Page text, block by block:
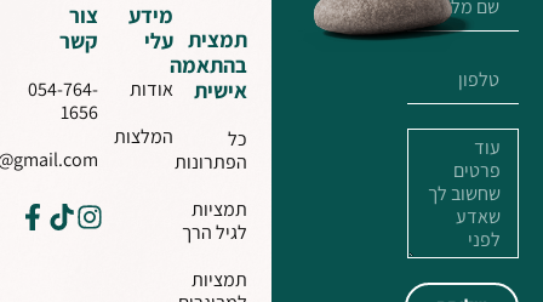
תמצית
בהתאמה
אישית
כל
הפתרונות
תמציות
לגיל הרך
תמציות
מידע
עלי
אודות
המלצות
צור
קשר
054-764-
1656